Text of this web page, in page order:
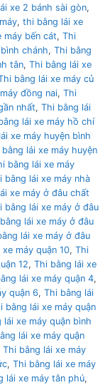
xe 2 bánh sài gòn,
, thi bằng lái xe
máy bến cát, Thi
chánh, Thi bằng
tân, Thi bằng lái xe
bằng lái xe máy củ
đồng nai, Thi
nhất, Thi bằng lái
lái xe máy hồ chí
xe máy huyện bình
lái xe máy huyện
bằng lái xe máy
bằng lái xe máy nhà
xe máy ở đâu chất
bằng lái xe máy ở đâu
lái xe máy ở đâu
lái xe máy ở đâu
máy quận 10, Thi
12, Thi bằng lái xe
lái xe máy quận 4,
quận 6, Thi bằng lái
bằng lái xe máy quận
lái xe máy quận bình
lái xe máy quận
Thi bằng lái xe máy
, Thi bằng lái xe máy
lái xe máy tân phú,